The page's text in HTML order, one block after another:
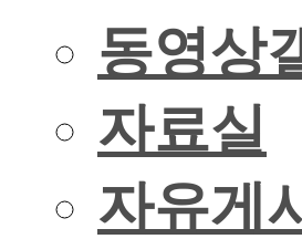
동영상
자료실
자유게